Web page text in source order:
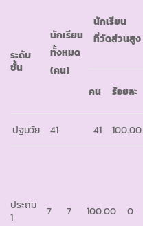
ระดับ
ชั้น
นักเรียน
ทั้งหมด
(คน)
นักเรียน
ที่วัดส่วนสูง
คน ร้อยละ
ปฐมวัย 41 41 100.00
ประถม
1
7 7 100.00 0